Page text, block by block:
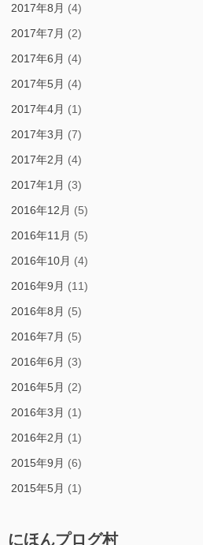
2017年8月 (4)
2017年7月 (2)
2017年6月 (4)
2017年5月 (4)
2017年4月 (1)
2017年3月 (7)
2017年2月 (4)
2017年1月 (3)
2016年12月 (5)
2016年11月 (5)
2016年10月 (4)
2016年9月 (11)
2016年8月 (5)
2016年7月 (5)
2016年6月 (3)
2016年5月 (2)
2016年3月 (1)
2016年2月 (1)
2015年9月 (6)
2015年5月 (1)
にほんプログ村